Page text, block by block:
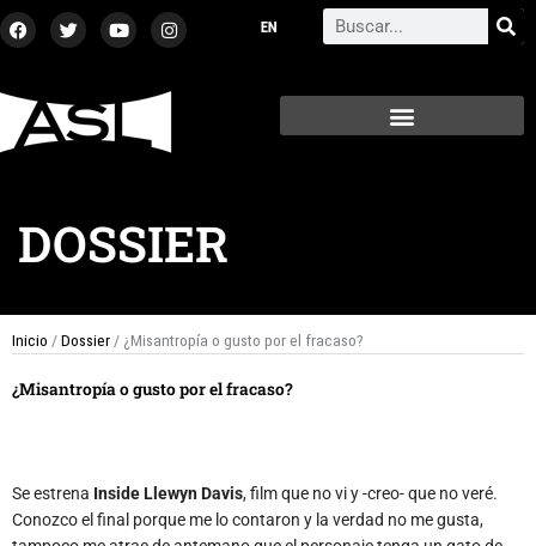
al
F
a
c
o
k
T
w
i
e
r
Y
o
u
b
I
n
s
a
Search
DOSSIER
Inicio /Dossier / ¿Misantropía o gusto por el fracaso?
¿Misantropía o gusto por el fracaso?
Se estrena Inside Llewyn Davis, film que no vi y -creo- que no veré.
Conozco el final porque me lo contaron y la verdad no me gusta,